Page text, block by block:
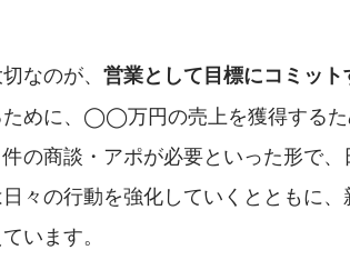
なのが、 営業として目標にコミット
ために、◯◯万円の売上を獲得する
商談・アポが必要といった形で、
々の行動を強化していくとともに
います。